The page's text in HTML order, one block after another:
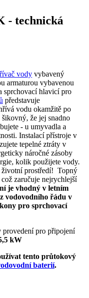
- technická
vody vybavený
armaturou vybavenou
sprchovací hlavicí pro
představuje
vodu okamžitě po
že jej snadno
- u umyvadla a
Instalací přístroje v
tepelné ztráty v
náročné zásoby
kolik použijete vody.
životní prostředí! Topný
zaručuje nejrychlejší
je vhodný v letním
vodovodního řádu v
pro sprchovací
provedení pro připojení
kW
tento průtokový
baterií.